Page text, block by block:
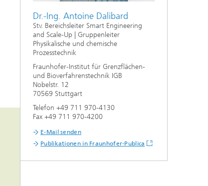
Dr.-Ing. Antoine Dalibard
Stv. Bereichsleiter Smart Engineering
and Scale-Up | Gruppenleiter
Physikalische und chemische
Prozesstechnik
Fraunhofer-Institut für Grenzflächen-
und Bioverfahrenstechnik IGB
Nobelstr. 12
70569 Stuttgart
Telefon +49 711 970-4130
Fax +49 711 970-4200
E-Mail senden
Publikationen in Fraunhofer-Publica